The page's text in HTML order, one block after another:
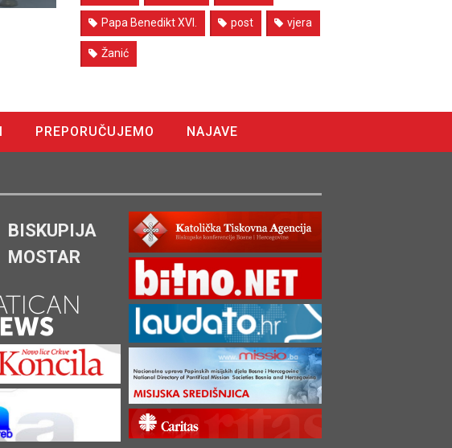
Papa Benedikt XVI. post vjera
Žanić
PREPORUČUJEMO
NAJAVE
BISKUPIJA
MOSTAR